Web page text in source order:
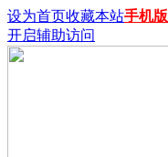
设为首页收藏本站手机版
开启辅助访问